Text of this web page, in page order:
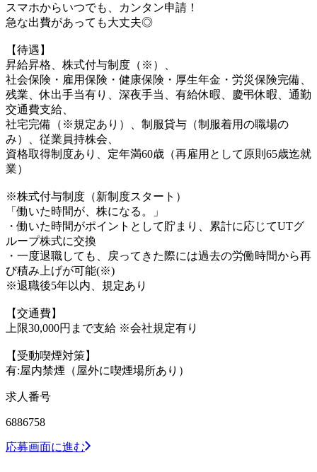
スマホからいつでも、カンタン申請！
急な出費があっても大丈夫◎
【待遇】
昇給昇格、株式付与制度（※）、
社会保険・雇用保険・健康保険・厚生年金・労災保険完備、
残業、休出手当有り、深夜手当、有給休暇、慶弔休暇、通勤
交通費支給、
社宅完備（※規定あり）、制服貸与（制服着用の職場の
み）、従業員持株会、
資格取得制度あり、定年満60歳（再雇用として原則65歳迄就
業）
※株式付与制度（新制度スタート）
「働いた時間が、株になる。」
・働いた時間がポイントとして貯まり、累計に応じてUTグ
ループ株式に交換
・一度退職しても、戻ってきた際には過去の労働時間から再
び積み上げが可能(※)
※退職後5年以内、規定あり
【交通費】
上限30,000円まで支給 ※会社規定有り
【受動喫煙対策】
有:屋内禁煙（屋外に喫煙場所あり）
求人番号
6886758
応募画面に進む